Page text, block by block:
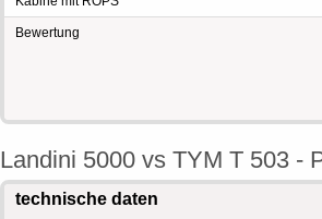
Bewertung
Landini 5000 vs TYM T 503 -
technische daten